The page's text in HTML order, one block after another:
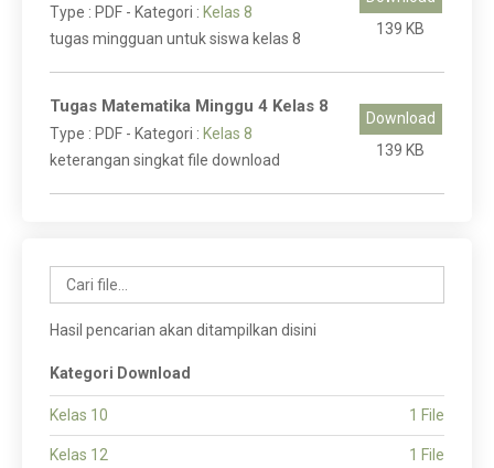
Type : PDF - Kategori : Kelas 8
tugas mingguan untuk siswa kelas 8
139 KB
Tugas Matematika Minggu 4 Kelas 8
Type : PDF - Kategori : Kelas 8
keterangan singkat file download
Download
139 KB
Hasil pencarian akan ditampilkan disini
Kategori Download
Kelas 10 1 File
Kelas 12 1 File